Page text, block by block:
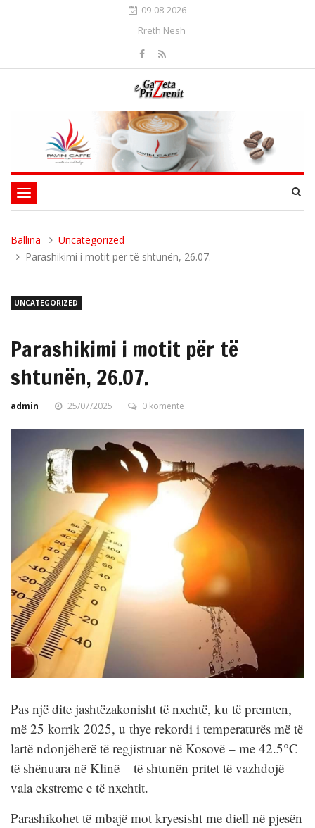
09-08-2026
Rreth Nesh
Toggle
navigation
Ballina
Uncategorized
Parashikimi i motit për të shtunën, 26.07.
UNCATEGORIZED
Parashikimi i motit për të
shtunën, 26.07.
admin 25/07/2025 0 komente
Pas një dite jashtëzakonisht të nxehtë, ku të premten,
më 25 korrik 2025, u thye rekordi i temperaturës më të
lartë ndonjëherë të regjistruar në Kosovë – me 42.5°C
të shënuara në Klinë – të shtunën pritet të vazhdojë
vala ekstreme e të nxehtit.
Parashikohet të mbajë mot kryesisht me diell në pjesën